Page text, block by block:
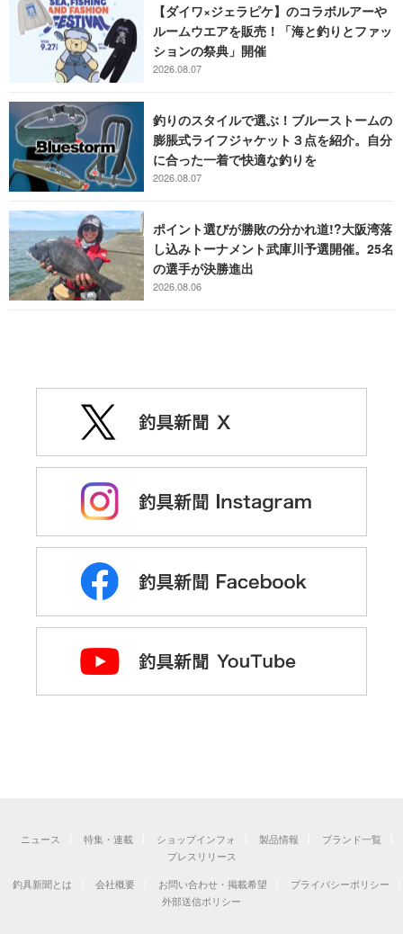
【ダイワ×ジェラピケ】のコラボルアーや
ルームウエアを販売！「海と釣りとファッ
ションの祭典」開催
2026.08.07
釣りのスタイルで選ぶ！ブルーストームの
膨脹式ライフジャケット３点を紹介。自分
に合った一着で快適な釣りを
2026.08.07
ポイント選びが勝敗の分かれ道!?大阪湾落
し込みトーナメント武庫川予選開催。25名
の選手が決勝進出
2026.08.06
ニュース 特集・連載 ショップインフォ 製品情報
ブランド一覧
プレスリリース
釣具新聞とは
会社概要 お問い合わせ・掲載希望
プライバシーポリシー
外部送信ポリシー